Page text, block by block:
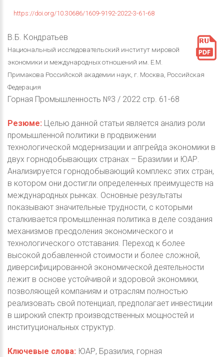
https://doi.org/10.30686/1609-9192-2022-3-61-68
В.Б. Кондратьев
Национальный исследовательский институт мировой
экономики и международных отношений им. Е.М.
Примакова Российской академии наук, г. Москва, Российская
Федерация
Горная Промышленность №3 / 2022 стр. 61-68
Резюме: Целью данной статьи является анализ роли
промышленной политики в продвижении
технологической модернизации и апгрейда экономики в
двух горнодобывающих странах – Бразилии и ЮАР.
Анализируется горнодобывающий комплекс этих стран,
в котором они достигли определенных преимуществ на
международных рынках. Основные результаты
показывают значительные трудности, с которыми
сталкивается промышленная политика в деле создания
механизмов преодоления экономического и
технологического отставания. Переход к более
высокой добавленной стоимости и более сложной,
диверсифицированной экономической деятельности
лежит в основе устойчивой и здоровой экономики,
позволяющей компаниям и отраслям полностью
реализовать свой потенциал, предполагает инвестиции
в широкий спектр производственных мощностей и
институциональных структур.
Ключевые слова: ЮАР, Бразилия, горная